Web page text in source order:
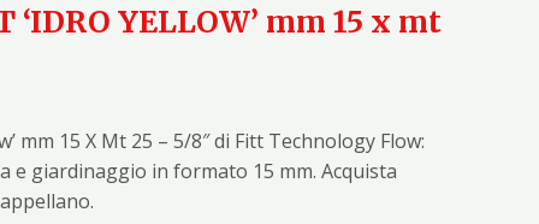
‘IDRO YELLOW’ mm 15 x mt
mm 15 X Mt 25 – 5/8″ di Fitt Technology Flow:
giardinaggio in formato 15 mm. Acquista